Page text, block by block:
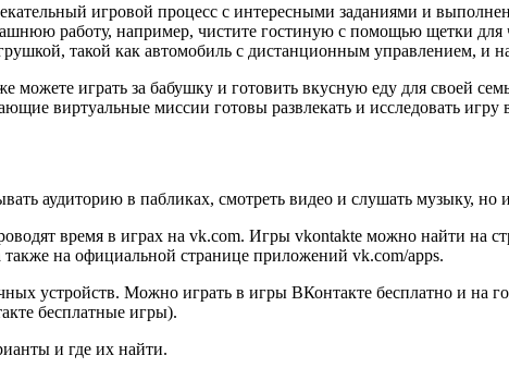
игровой процесс с интересными заданиями и
работу, например, чистите гостиную с помощью щетки для
такой как автомобиль с дистанционным управлением, и
играть за бабушку и готовить вкусную еду для своей
виртуальные миссии готовы развлекать и исследовать игру
аудиторию в пабликах, смотреть видео и слушать музыку, но
время в играх на vk.com. Игры vkontakte можно найти на
на официальной странице приложений vk.com/apps.
устройств. Можно играть в игры ВКонтакте бесплатно и на
бесплатные игры).
и где их найти.